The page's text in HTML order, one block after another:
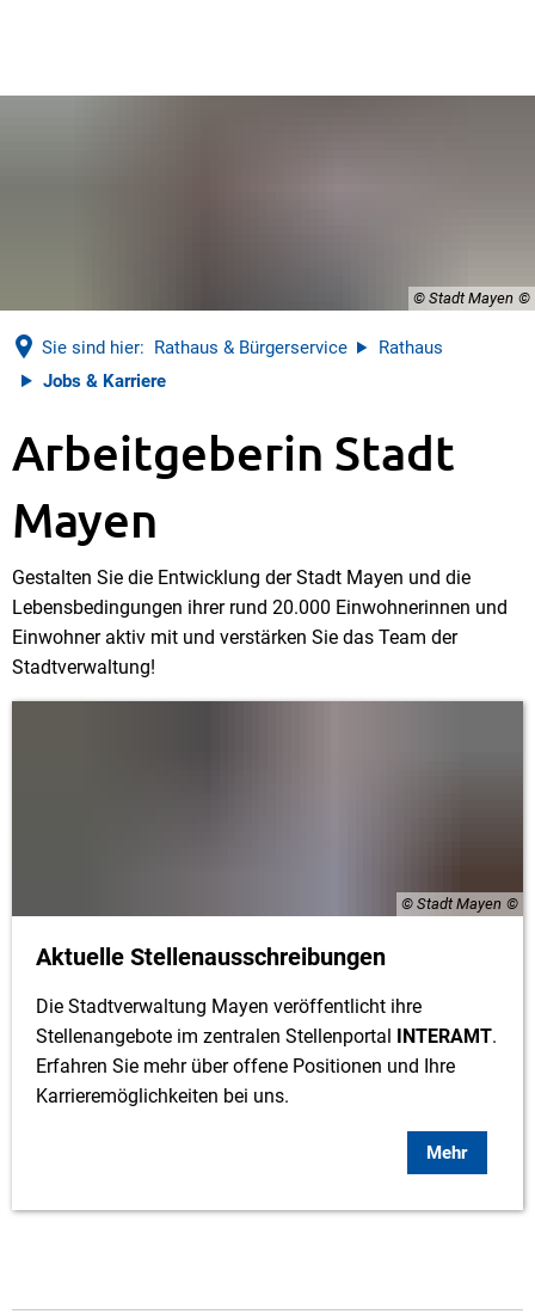
© Stadt Mayen
Sie sind hier: Rathaus & Bürgerservice
Rathaus
Jobs & Karriere
Jobs
&
Karriere
Arbeitgeberin Stadt
Mayen
Gestalten Sie die Entwicklung der Stadt Mayen und die
Lebensbedingungen ihrer rund 20.000 Einwohnerinnen und
Einwohner aktiv mit und verstärken Sie das Team der
Stadtverwaltung!
© Stadt Mayen
Aktuelle Stellenausschreibungen
Die Stadtverwaltung Mayen veröffentlicht ihre
Stellenangebote im zentralen Stellenportal INTERAMT.
Erfahren Sie mehr über offene Positionen und Ihre
Karrieremöglichkeiten bei uns.
Mehr